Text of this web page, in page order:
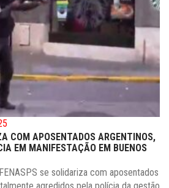
COM APOSENTADOS ARGENTINOS,
EM MANIFESTAÇÃO EM BUENOS
se solidariza com aposentados